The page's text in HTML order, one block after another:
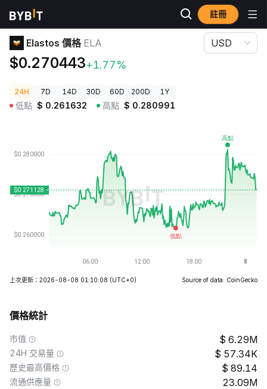
註冊
加密貨幣價格
Elastos 價格 ELA
$0.270443+1.77%
USD
24H 7D 14D 30D 60D 200D 1Y
低點 $ 0.261632 高點 $ 0.280991
上次更新：2026-08-08 01:10:08 (UTC+0) Source of data: CoinGecko
價格統計
市值 6.29M
24H 交易量 57.34K
歷史最高價格 89.14
流通供應量 23.09M